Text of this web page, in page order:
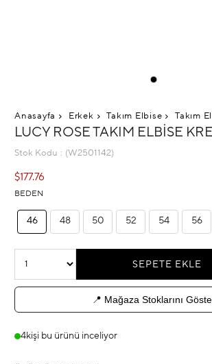
Anasayfa Erkek Takım Elbise Takım
LUCY ROSE TAKIM ELBISE
Stok Kodu (W2501142)
$177.76
BEDEN
46 48 50 52 54 56
📍 Mağaza Stoklarını
4kişi bu ürünü inceliyor